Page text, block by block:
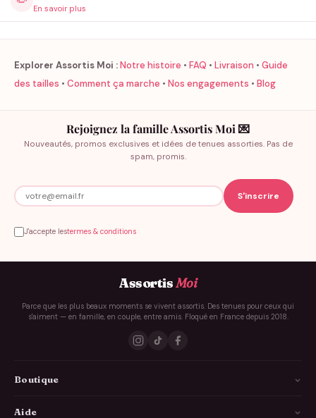
En savoir plus
Explorer Assortis Moi :Notre histoire • FAQ • Livraison • Guide
des tailles • Comment ça marche • Nos engagements • Blog
Rejoignez la famille Assortis Moi 💌
Nouveautés, promos exclusives et idées de tenues assorties. Pas de
spam, promis.
J'accepte lestermes & conditions
AssortisMoi
Parce que les plus beaux moments se vivent assortis. Des tenues pour ceux qui
s'aiment — en famille, en couple, entre amis. Floqué en France depuis 2018.
Boutique
Aide